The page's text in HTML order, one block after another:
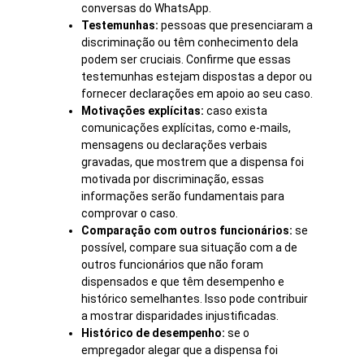
conversas do WhatsApp.
Testemunhas: pessoas que presenciaram a
discriminação ou têm conhecimento dela
podem ser cruciais. Confirme que essas
testemunhas estejam dispostas a depor ou
fornecer declarações em apoio ao seu caso.
Motivações explícitas: caso exista
comunicações explícitas, como e-mails,
mensagens ou declarações verbais
gravadas, que mostrem que a dispensa foi
motivada por discriminação, essas
informações serão fundamentais para
comprovar o caso.
Comparação com outros funcionários: se
possível, compare sua situação com a de
outros funcionários que não foram
dispensados e que têm desempenho e
histórico semelhantes. Isso pode contribuir
a mostrar disparidades injustificadas.
Histórico de desempenho: se o
empregador alegar que a dispensa foi